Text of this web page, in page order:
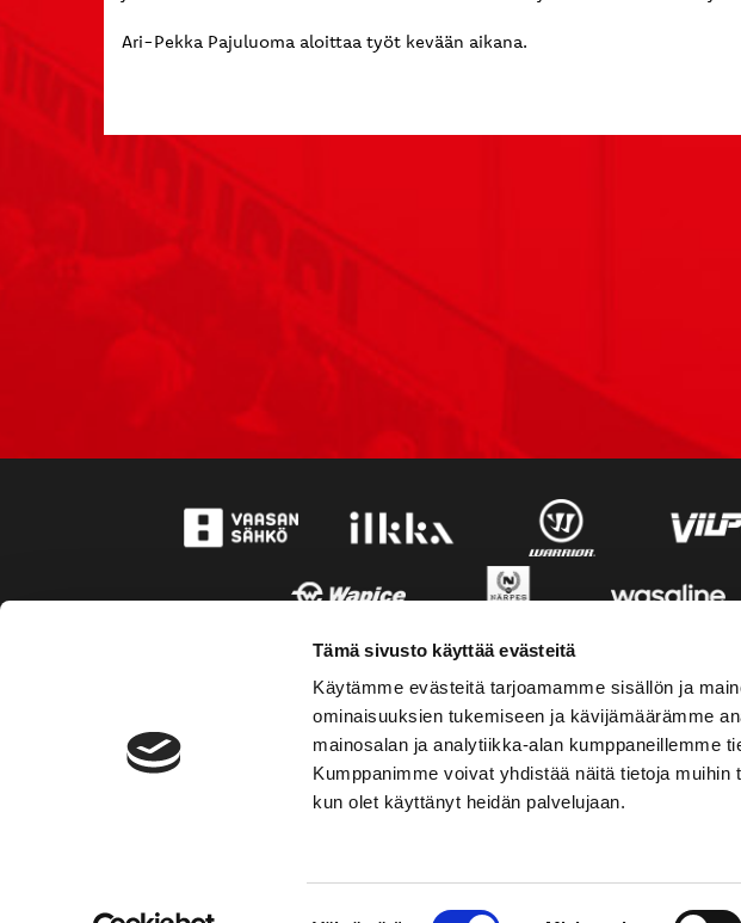
Tämä sivusto käyttää evästeitä
Käytämme evästeitä tarjoamamme sisällön ja
ominaisuuksien tukemiseen ja kävijämäärämme
mainosalan ja analytiikka-alan kumppaneillemme
Kumppanimme voivat yhdistää näitä tietoja
kun olet käyttänyt heidän palvelujaan.
Ari-Pekka Pajuluoma aloittaa työt kevään aikana.
YHTEYSTIEDOT